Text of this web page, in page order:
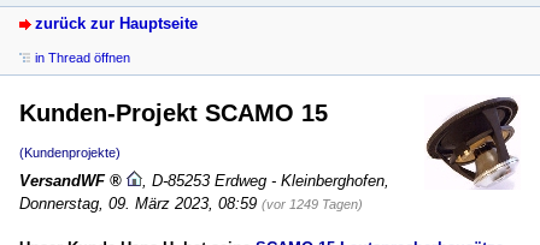
zurück zur Hauptseite
in Thread öffnen
Kunden-Projekt SCAMO 15
(Kundenprojekte)
VersandWF D-85253 Erdweg - Kleinberghofen
Donnerstag, 09. März 2023, 08:59 (vor 1249 Tagen)